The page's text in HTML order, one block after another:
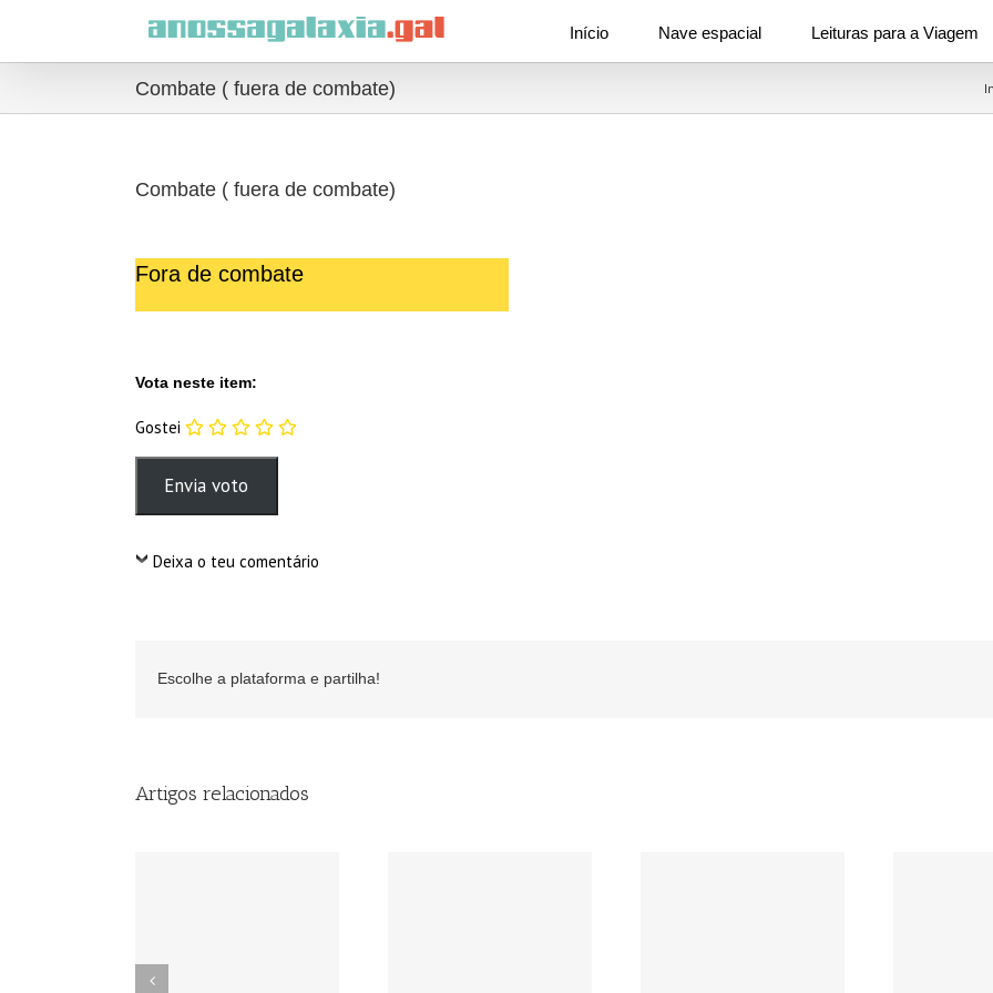
content
Início Nave espacial Leituras para a Viagem
Combate ( fuera de combate)
Combate ( fuera de combate)
Fora de combate
Vota neste item:
Gostei
Deixa o teu comentário
Escolhe a plataforma e partilha!
Artigos relacionados